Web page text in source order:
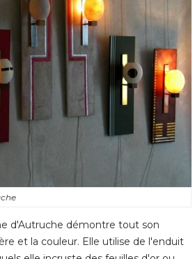
d'Autruche démontre tout son
et la couleur. Elle utilise de l'enduit